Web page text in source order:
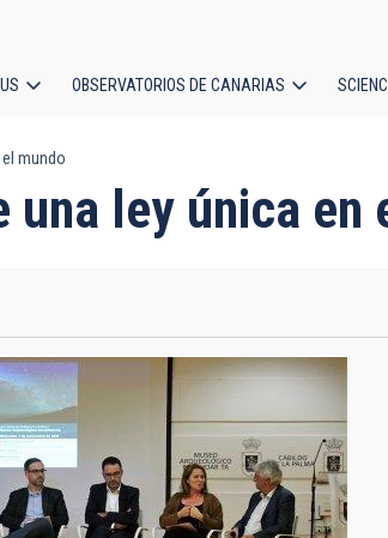
OBSERVATORIOS DE CANARIAS
mundo
una ley única en